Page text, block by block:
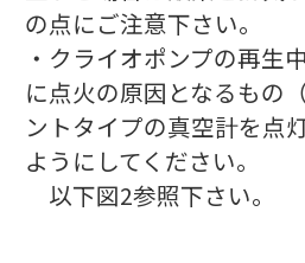
の点にご注意下さい。
・クライオポンプの再生
に点火の原因となるもの
ントタイプの真空計を点
ようにしてください。
以下図2参照下さい。